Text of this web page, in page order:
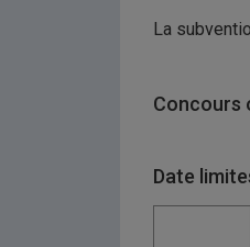
La
Concours
Date